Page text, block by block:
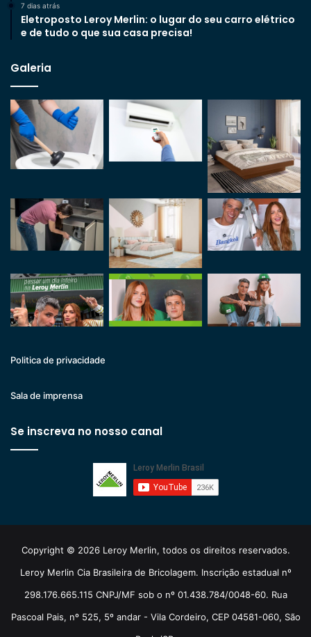
7 dias atrás
Eletroposto Leroy Merlin: o lugar do seu carro elétrico
e de tudo o que sua casa precisa!
Galeria
Politica de privacidade
Sala de imprensa
Se inscreva no nosso canal
Copyright © 2026 Leroy Merlin, todos os direitos reservados.
Leroy Merlin Cia Brasileira de Bricolagem. Inscrição estadual nº
298.176.665.115 CNPJ/MF sob o nº 01.438.784/0048-60. Rua
Pascoal Pais, nº 525, 5º andar - Vila Cordeiro, CEP 04581-060, São